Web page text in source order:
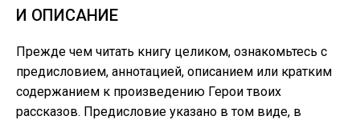
И ОПИСАНИЕ
Прежде чем читать книгу целиком, ознакомьтесь с
предисловием, аннотацией, описанием или кратким
содержанием к произведению Герои твоих
рассказов. Предисловие указано в том виде, в